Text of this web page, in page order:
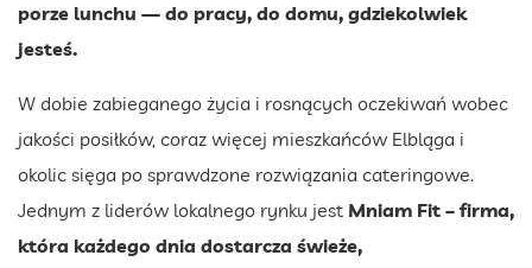
porze lunchu — do pracy, do domu, gdziekolwiek
jesteś.
W dobie zabieganego życia i rosnących oczekiwań wobec
jakości posiłków, coraz więcej mieszkańców Elbląga i
okolic sięga po sprawdzone rozwiązania cateringowe.
Jednym z liderów lokalnego rynku jest Mniam Fit – firma,
która każdego dnia dostarcza świeże,